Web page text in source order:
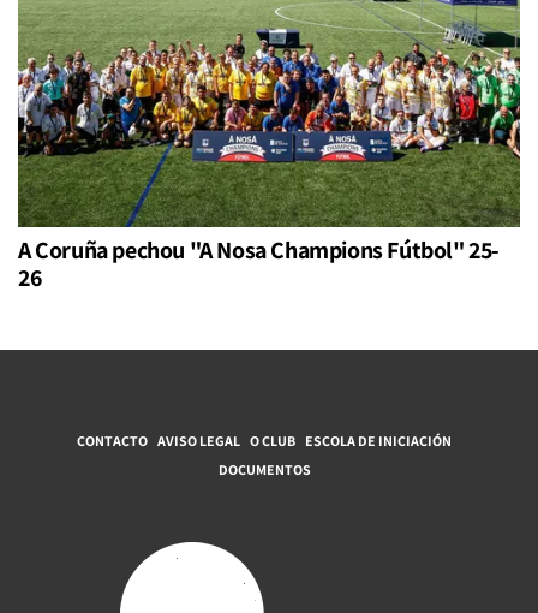
A Coruña pechou "A Nosa Champions Fútbol" 25-
26
CONTACTO AVISO LEGAL O CLUB ESCOLA DE INICIACIÓN
DOCUMENTOS